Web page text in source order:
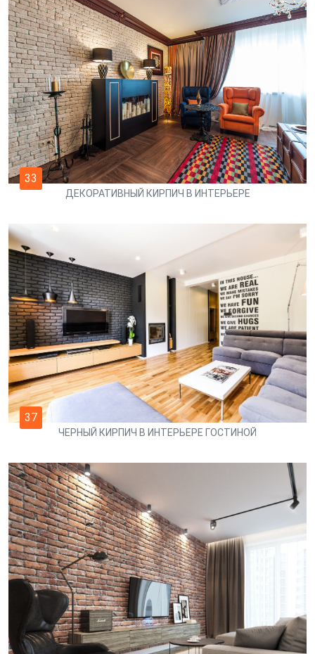
33
ДЕКОРАТИВНЫЙ КИРПИЧ В ИНТЕРЬЕРЕ
37
ЧЕРНЫЙ КИРПИЧ В ИНТЕРЬЕРЕ ГОСТИНОЙ